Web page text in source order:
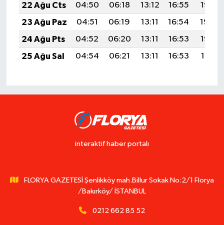
22 Ağu Cts
04:50 06:18 13:12 16:55
19:56
23 Ağu Paz
04:51 06:19 13:11 16:54
19:54
24 Ağu Pts
04:52 06:20 13:11 16:53
19:53
25 Ağu Sal
04:54 06:21 13:11 16:53 19:51
interaktif haber portalı
FLORYA GAZETESİ Şenlikköy mah.Billur Sokak No:2/1 Florya
/Bakırköy/ İSTANBUL
0212 662 85 52